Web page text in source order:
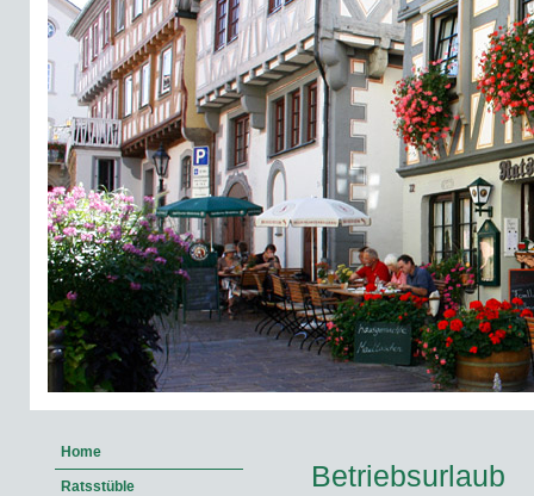
Home
Ratsstüble Betriebsurlaub